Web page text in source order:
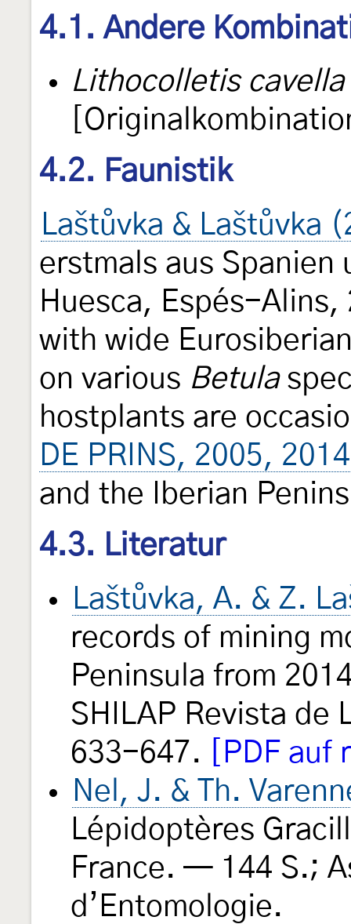
4.1. Andere
Lithocolletis cavella
4.2. Faunistik
Laštůvka & Laštůvka
erstmals aus
Huesca, Espés-
with wide
on various Betula
hostplants are
DE PRINS, 2005, 2014
and the Iberian
4.3. Literatur
Laštůvka, A. & Z.
records of mining
Peninsula from
SHILAP Revista
633-647.
[PDF
Nel, J. & Th.
Lépidoptères
France. — 144 S.;
d’Entomologie.